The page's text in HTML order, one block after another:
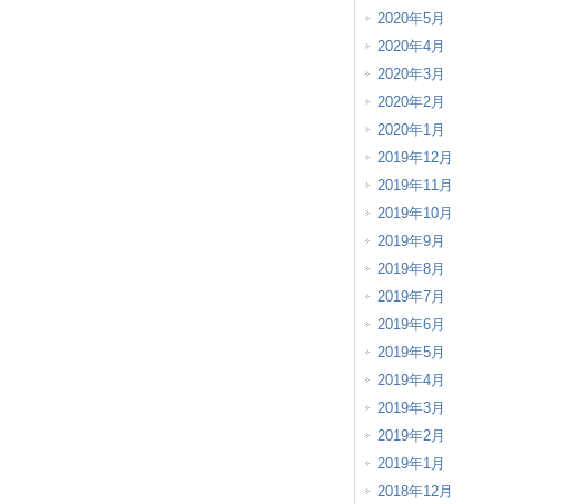
2020年5月
2020年4月
2020年3月
2020年2月
2020年1月
2019年12月
2019年11月
2019年10月
2019年9月
2019年8月
2019年7月
2019年6月
2019年5月
2019年4月
2019年3月
2019年2月
2019年1月
2018年12月